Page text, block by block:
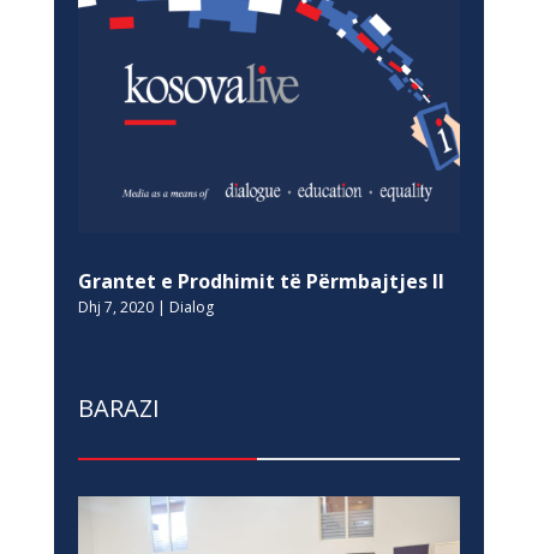
Grantet e Prodhimit të Përmbajtjes II
Dhj 7, 2020| Dialog
BARAZI